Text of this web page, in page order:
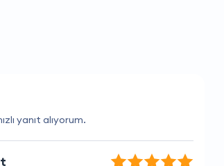
çok yardımsever ve kibar.